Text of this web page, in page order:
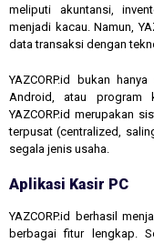
meliputi akuntansi,
menjadi kacau. Namun,
data transaksi dengan
YAZCORP.id bukan
Android, atau program
YAZCORP.id merupakan
terpusat (centralized,
segala jenis usaha.
Aplikasi Kasir PC
YAZCORP.id berhasil
berbagai fitur lengkap.